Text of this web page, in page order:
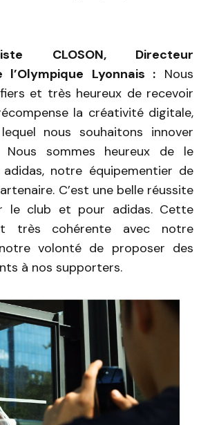
CLOSON, Directeur
l’Olympique Lyonnais : Nous
et très heureux de recevoir
la créativité digitale,
nous souhaitons innover
Nous sommes heureux de le
notre équipementier de
C’est une belle réussite
le club et pour adidas. Cette
très cohérente avec notre
volonté de proposer des
à nos supporters.